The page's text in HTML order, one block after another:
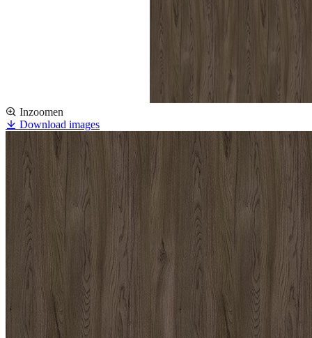
Inzoomen
Download images